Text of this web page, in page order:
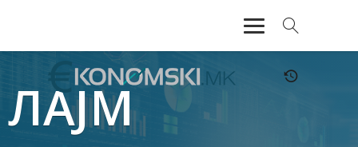
АКТУЕЛНО
ЕКОНОМИЈА
ЛАЈМ